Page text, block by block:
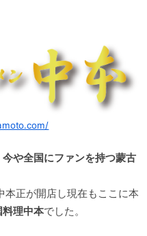
今や全国にファンを持つ蒙古
正が開店し現在もここに本
料理中本でした。